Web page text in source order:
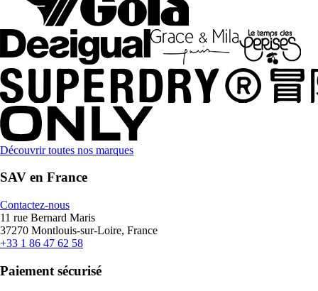
Découvrir toutes nos marques
SAV en France
Contactez-nous
11 rue Bernard Maris
37270 Montlouis-sur-Loire, France
+33 1 86 47 62 58
Paiement sécurisé